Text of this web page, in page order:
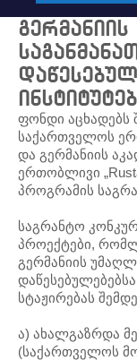
ფონდი აცხადებს
საქართველოს
და გერმანიის
ერთობლივი
პროგრამის
საგრანტო
პროექტები,
გერმანიის
სტაჟირებას
ა) ახალგაზრდა
(საქართველოს